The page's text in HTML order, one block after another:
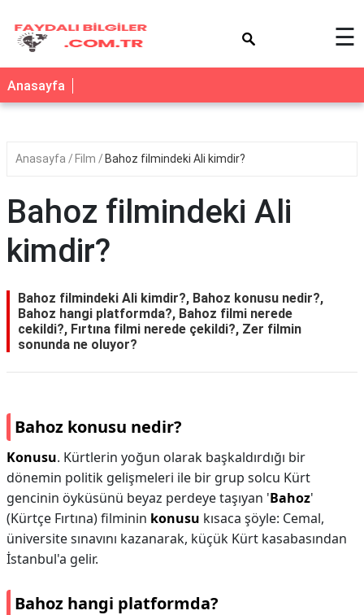
☰
Anasayfa
Anasayfa Film Bahoz filmindeki Ali kimdir?
Bahoz filmindeki Ali
kimdir?
Bahoz filmindeki Ali kimdir?, Bahoz konusu nedir?,
Bahoz hangi platformda?, Bahoz filmi nerede
cekildi?, Fırtına filmi nerede çekildi?, Zer filmin
sonunda ne oluyor?
Bahoz konusu nedir?
Konusu. Kürtlerin yoğun olarak başkaldırdığı bir
dönemin politik gelişmeleri ile bir grup solcu Kürt
gencinin öyküsünü beyaz perdeye taşıyan 'Bahoz'
(Kürtçe Fırtına) filminin konusu kısaca şöyle: Cemal,
üniversite sınavını kazanarak, küçük Kürt kasabasından
İstanbul'a gelir.
Bahoz hangi platformda?